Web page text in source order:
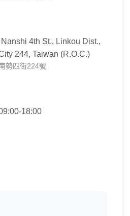
4th St., Linkou Dist.,
244, Taiwan (R.O.C.)
勢四街224號
18:00